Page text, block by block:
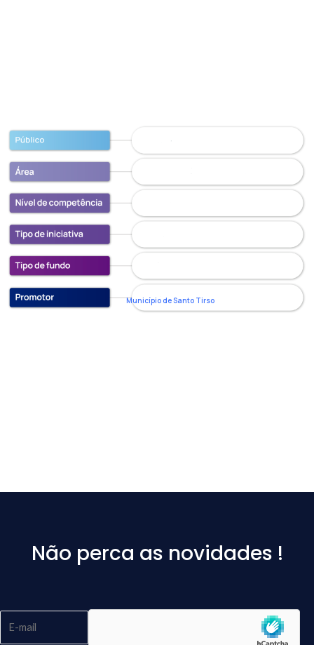
Município de Santo Tirso
Não perca as novidades !